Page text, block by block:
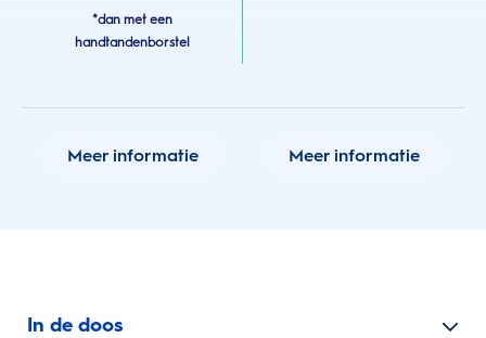
*dan met een
handtandenborstel
Meer informatie Meer informatie
In de doos